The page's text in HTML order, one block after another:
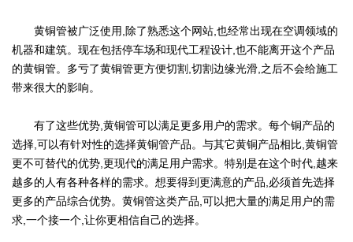
黄铜管被广泛使用,除了熟悉这个网站,也经常出现在空调领域的
机器和建筑。现在包括停车场和现代工程设计,也不能离开这个产品
的黄铜管。多亏了黄铜管更方便切割,切割边缘光滑,之后不会给施工
带来很大的影响。
有了这些优势,黄铜管可以满足更多用户的需求。每个铜产品的
选择,可以有针对性的选择黄铜管产品。与其它黄铜产品相比,黄铜管
更不可替代的优势,更现代的满足用户需求。特别是在这个时代,越来
越多的人有各种各样的需求。想要得到更满意的产品,必须首先选择
更多的产品综合优势。黄铜管这类产品,可以把大量的满足用户的需
求,一个接一个,让你更相信自己的选择。